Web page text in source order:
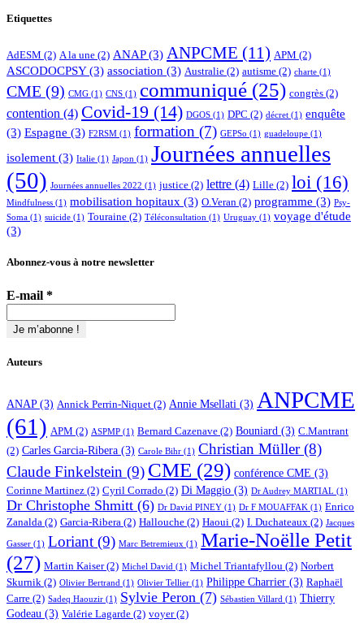
Etiquettes
AdESM (2) A la une (2) ANAP(3) ANPCME (11) APM (2)
ASCODOCPSY(3) association (3) Australie (2) autisme (2) charte (1)
CME (9) CMG (1) CNS (1) communiqué (25) congrès (2)
contention (4) Covid-19 (14) DGOS (1) DPC (2) décret (1) enquête
(3) Espagne (3) F2RSM (1) formation (7) GEPSo (1) guadeloupe (1)
isolement (3) Italie (1) Japon (1) Journées annuelles
(50) Journées annuelles 2022 (1) justice (2) lettre (4) Lille (2) loi (16)
Mindfulness (1) mobilisation hopitaux (3) O.Veran (2) programme (3) Psy-
Soma (1) suicide (1) Touraine (2) Téléconsultation (1) Uruguay (1) voyage d'étude
(3)
Abonnez-vous à notre newsletter
E-mail *
Auteurs
ANAP(3) Annick Perrin-Niquet (2) Annie Msellati (3) ANPCME
(61) APM (2) ASPMP (1) Bernard Cazenave (2) Bouniard (3) C.Mantrant
(2) Carles Garcia-Ribera (3) Carole Bihr (1) Christian Müller(8)
Claude Finkelstein (9) CME (29) conférence CME (3)
Corinne Martinez (2) Cyril Corrado (2) Di Maggio (3) Dr Audrey MARTIAL (1)
Dr Christophe Shmitt (6) Dr David PINEY (1) Dr F MOUAFFAK (1) Enrico
Zanalda (2) Garcia-Ribera (2) Hallouche (2) Haoui (2) I. Duchateaux (2) Jacques
Gasser (1) Loriant (9) Marc Betremieux (1) Marie-Noëlle Petit
(27) Martin Kaiser(2) Michel David (1) Michel Triantafyllou (2) Norbert
Skurnik (2) Olivier Bertrand (1) Olivier Tellier (1) Philippe Charrier (3) Raphaël
Carre (2) Sadeq Haouzir (1) Sylvie Peron (7) Sébastien Villard (1) Thierry
Godeau (3) Valérie Lagarde (2) voyer(2)